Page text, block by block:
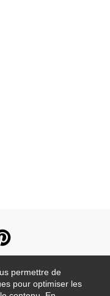
permettre de
pour optimiser les